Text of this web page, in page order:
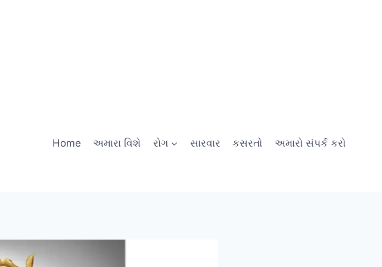
Home અમારા વિશે રોગ સારવાર કસરતો અમારો સંપર્ક કરો